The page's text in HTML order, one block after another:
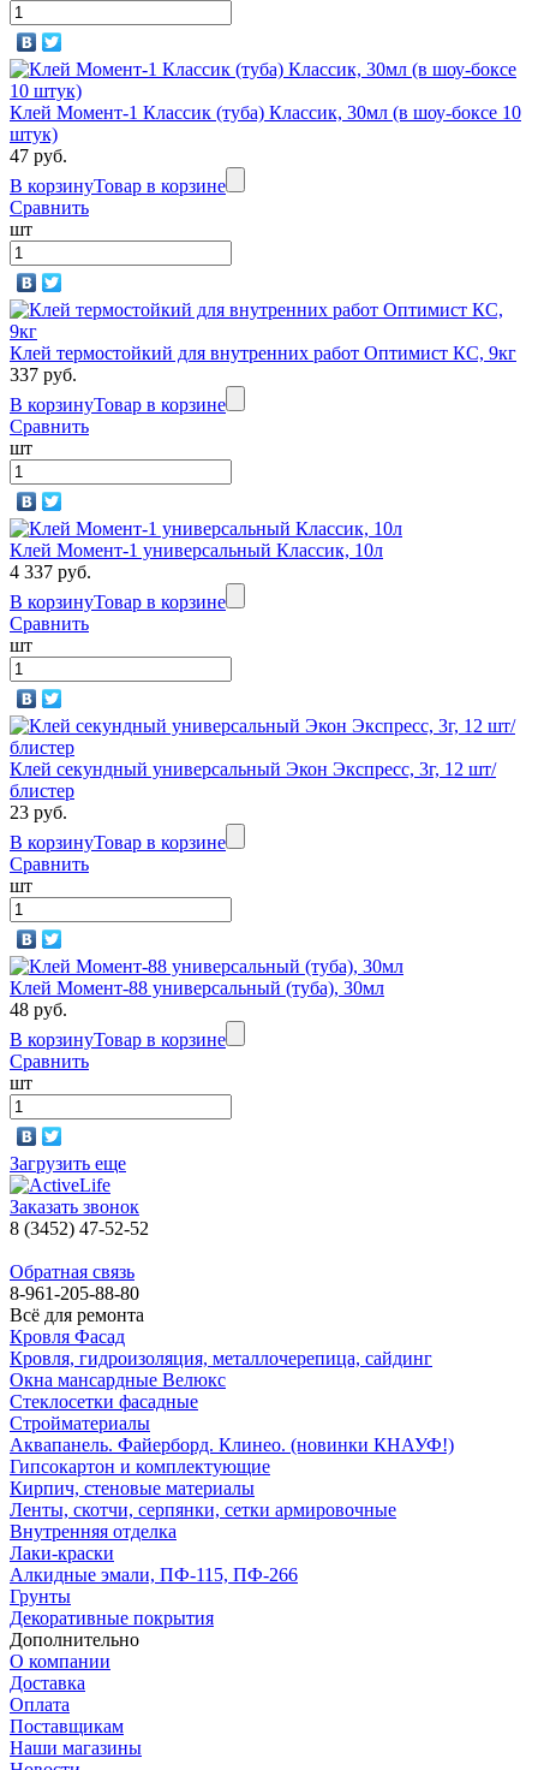
Клей Момент-1 Классик (туба) Классик, 30мл (в шоу-боксе 10
штук)
47 руб.
В корзинуТовар в корзине
Сравнить
шт
Клей термостойкий для внутренних работ Оптимист КС, 9кг
337 руб.
В корзинуТовар в корзине
Сравнить
шт
Клей Момент-1 универсальный Классик, 10л
4 337 руб.
В корзинуТовар в корзине
Сравнить
шт
Клей секундный универсальный Экон Экспресс, 3г, 12 шт/
блистер
23 руб.
В корзинуТовар в корзине
Сравнить
шт
Клей Момент-88 универсальный (туба), 30мл
48 руб.
В корзинуТовар в корзине
Сравнить
шт
Загрузить еще
Заказать звонок
8 (3452) 47-52-52
Обратная связь
8-961-205-88-80
Всё для ремонта
Кровля Фасад
Кровля, гидроизоляция, металлочерепица, сайдинг
Окна мансардные Велюкс
Стеклосетки фасадные
Стройматериалы
Аквапанель. Файерборд. Клинео. (новинки КНАУФ!)
Гипсокартон и комплектующие
Кирпич, стеновые материалы
Ленты, скотчи, серпянки, сетки армировочные
Внутренняя отделка
Лаки-краски
Алкидные эмали, ПФ-115, ПФ-266
Грунты
Декоративные покрытия
Дополнительно
О компании
Доставка
Оплата
Поставщикам
Наши магазины